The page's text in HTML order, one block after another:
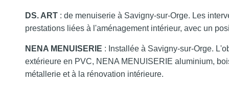
DS. ART : de menuiserie à Savigny-sur-Orge. Les
prestations liées à l'aménagement intérieur, avec un
NENA MENUISERIE : Installée à Savigny-sur-Orge.
extérieure en PVC, NENA MENUISERIE aluminium,
métallerie et à la rénovation intérieure.